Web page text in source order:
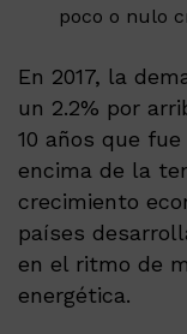
poco o nulo
En 2017, la
un 2.2% por
10 años que
encima de la
crecimiento
países
en el ritmo de
energética.